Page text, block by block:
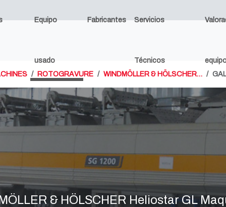
Equipo
usado
Fabricantes Servicios
Técnicos
ROTOGRAVURE WINDMÖLLER & HÖLSCHER…
& HÖLSCHER Heliostar GL